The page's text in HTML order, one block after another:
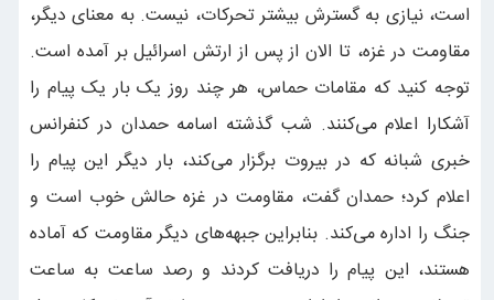
است، نیازی به گسترش بیشتر تحرکات، نیست. به معنای دیگر،
مقاومت در غزه، تا الان از پس از ارتش اسرائیل بر آمده است.
توجه کنید که مقامات حماس، هر چند روز یک بار یک پیام را
آشکارا اعلام می‌کنند. شب گذشته اسامه حمدان در کنفرانس
خبری شبانه که در بیروت برگزار می‌کند، بار دیگر این پیام را
اعلام کرد؛ حمدان گفت، مقاومت در غزه حالش خوب است و
جنگ را اداره می‌کند. بنابراین جبهه‌های دیگر مقاومت که آماده
هستند، این پیام را دریافت کردند و رصد ساعت به ساعت